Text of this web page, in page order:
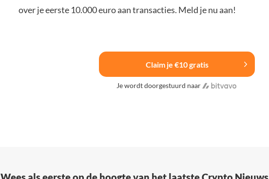
over je eerste 10.000 euro aan transacties. Meld je nu aan!
Claim je €10 gratis
Je wordt doorgestuurd naar